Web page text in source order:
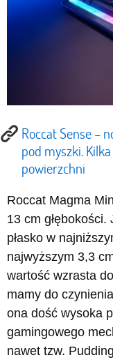
Roccat Sense –
pod myszki.
powierzchni
Roccat Magma
13 cm
płasko w
najwyższym 3,3
wartość wzrasta
mamy do
ona dość wysoka
gamingowego
nawet tzw.